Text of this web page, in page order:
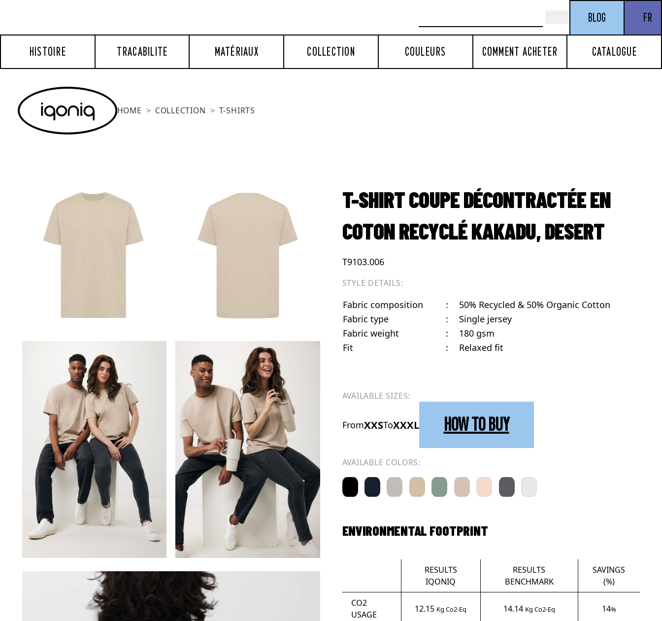
BLOG FR
HISTOIRE TRACABILITE MATÉRIAUX COLLECTION COULEURS COMMENT ACHETER CATALOGUE
HOME COLLECTION T-SHIRTS
T-SHIRT COUPE DÉCONTRACTÉE EN
COTON RECYCLÉ KAKADU, DESERT
T9103.006
STYLE DETAILS:
Fabric composition :
50% Recycled & 50% Organic Cotton
Fabric type
:
Single jersey
Fabric weight
:
180 gsm
Fit
: Relaxed fit
AVAILABLE SIZES:
FromXXSToXXXL HOW TO BUY
AVAILABLE COLORS:
ENVIRONMENTAL FOOTPRINT
RESULTS
IQONIQ
RESULTS
BENCHMARK
SAVINGS
(%)
CO2
USAGE
12.15 Kg Co2-Eq 14.14 Kg Co2-Eq 14%